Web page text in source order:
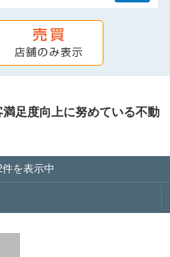
足度向上に努めている不動
を表示中